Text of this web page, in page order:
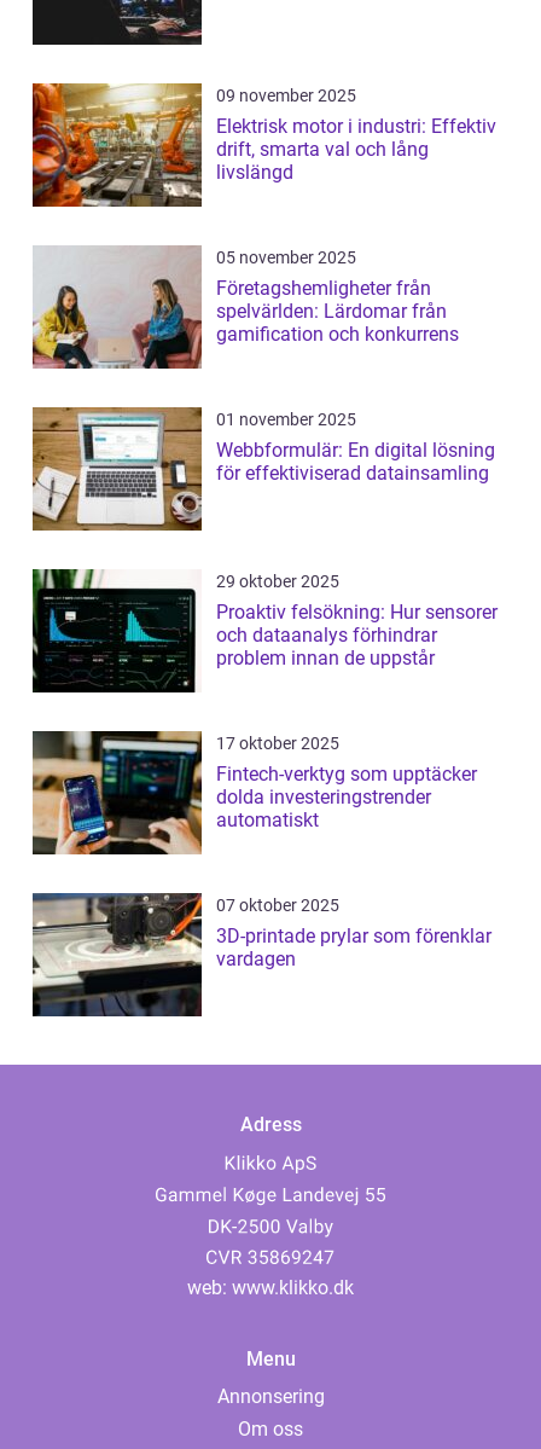
09 november 2025
Elektrisk motor i industri: Effektiv
drift, smarta val och lång
livslängd
05 november 2025
Företagshemligheter från
spelvärlden: Lärdomar från
gamification och konkurrens
01 november 2025
Webbformulär: En digital lösning
för effektiviserad datainsamling
29 oktober 2025
Proaktiv felsökning: Hur sensorer
och dataanalys förhindrar
problem innan de uppstår
17 oktober 2025
Fintech-verktyg som upptäcker
dolda investeringstrender
automatiskt
07 oktober 2025
3D-printade prylar som förenklar
vardagen
Adress
web: www.klikko.dk
Menu
Annonsering
Om oss